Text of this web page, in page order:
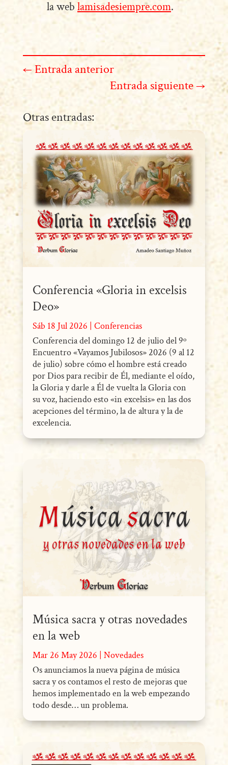
la web lamisadesiempre.com.
←Entrada anterior
Entrada siguiente→
Otras entradas:
Conferencia «Gloria in excelsis
Deo»
Sáb 18 Jul 2026
Conferencias
Conferencia del domingo 12 de julio del 9º
Encuentro «Vayamos Jubilosos» 2026 (9 al 12
de julio) sobre cómo el hombre está creado
por Dios para recibir de Él, mediante el oído,
la Gloria y darle a Él de vuelta la Gloria con
su voz, haciendo esto «in excelsis» en las dos
acepciones del término, la de altura y la de
excelencia.
Música sacra y otras novedades
en la web
Mar 26 May 2026
Novedades
Os anunciamos la nueva página de música
sacra y os contamos el resto de mejoras que
hemos implementado en la web empezando
todo desde… un problema.